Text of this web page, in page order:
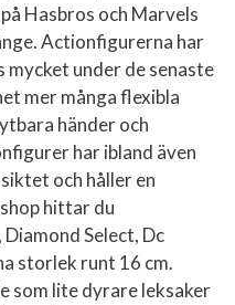
Hasbros och Marvels
Actionfigurerna har
under de senaste
mer många flexibla
händer och
har ibland även
och håller en
hittar du
Select, Dc
storlek runt 16 cm.
som lite dyrare leksaker